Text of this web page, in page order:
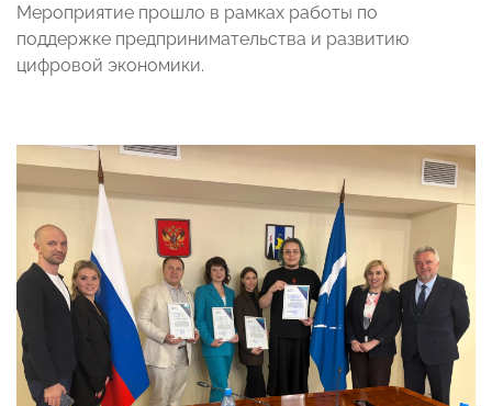
Мероприятие прошло в рамках работы по
поддержке предпринимательства и развитию
цифровой экономики.